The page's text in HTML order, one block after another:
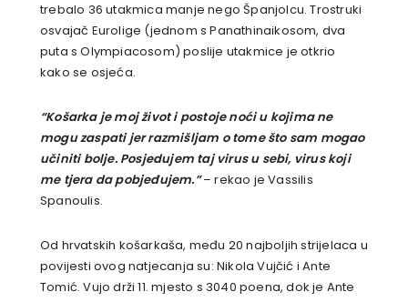
trebalo 36 utakmica manje nego Španjolcu. Trostruki
osvajač Eurolige (jednom s Panathinaikosom, dva
puta s Olympiacosom) poslije utakmice je otkrio
kako se osjeća.
“Košarka je moj život i postoje noći u kojima ne
mogu zaspati jer razmišljam o tome što sam mogao
učiniti bolje. Posjedujem taj virus u sebi, virus koji
me tjera da pobjeđujem.”– rekao je Vassilis
Spanoulis.
Od hrvatskih košarkaša, među 20 najboljih strijelaca u
povijesti ovog natjecanja su: Nikola Vujčić i Ante
Tomić. Vujo drži 11. mjesto s 3040 poena, dok je Ante